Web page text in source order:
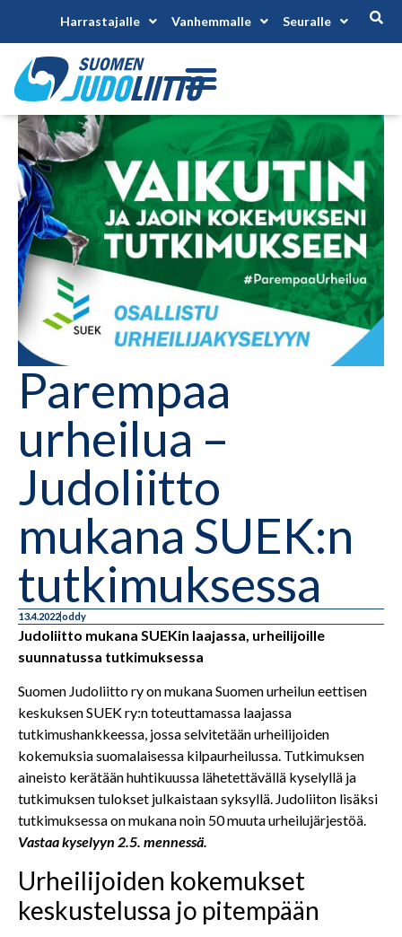
Harrastajalle Vanhemmalle Seuralle
Parempaa
urheilua –
Judoliitto
mukana SUEK:n
tutkimuksessa
13.4.2022oddy
Judoliitto mukana SUEKin laajassa, urheilijoille
suunnatussa tutkimuksessa
Suomen Judoliitto ry on mukana Suomen urheilun eettisen
keskuksen SUEK ry:n toteuttamassa laajassa
tutkimushankkeessa, jossa selvitetään urheilijoiden
kokemuksia suomalaisessa kilpaurheilussa. Tutkimuksen
aineisto kerätään huhtikuussa lähetettävällä kyselyllä ja
tutkimuksen tulokset julkaistaan syksyllä. Judoliiton lisäksi
tutkimuksessa on mukana noin 50 muuta urheilujärjestöä.
Vastaa kyselyyn 2.5. mennessä.
Urheilijoiden kokemukset
keskustelussa jo pitempään